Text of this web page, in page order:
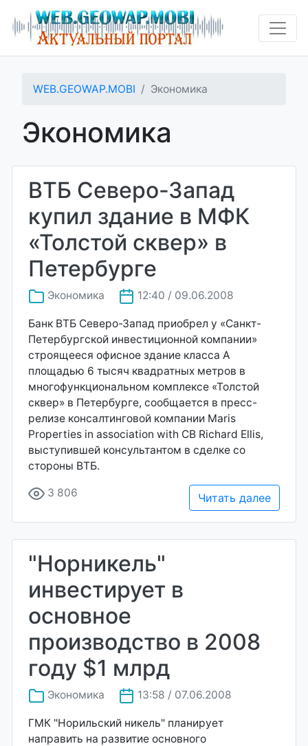
WEB.GEOWAP.MOBI Экономика
Экономика
ВТБ Северо-Запад
купил здание в МФК
«Толстой сквер» в
Петербурге
Экономика 12:40 / 09.06.2008
Банк ВТБ Северо-Запад приобрел у «Санкт-
Петербургской инвестиционной компании»
строящееся офисное здание класса А
площадью 6 тысяч квадратных метров в
многофункциональном комплексе «Толстой
сквер» в Петербурге, сообщается в пресс-
релизе консалтинговой компании Maris
Properties in association with CB Richard Ellis,
выступившей консультантом в сделке со
стороны ВТБ.
3 806 Читать далее
"Норникель"
инвестирует в
основное
производство в 2008
году $1 млрд
Экономика 13:58 / 07.06.2008
ГМК "Норильский никель" планирует
направить на развитие основного